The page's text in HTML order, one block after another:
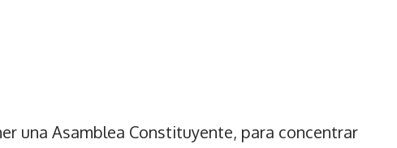
una Asamblea Constituyente, para concentrar